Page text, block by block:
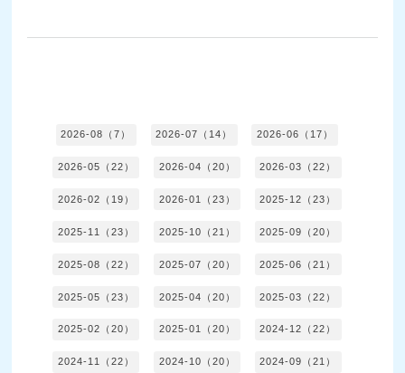
2026-08（7） 2026-07（14） 2026-06（17）
2026-05（22） 2026-04（20） 2026-03（22）
2026-02（19） 2026-01（23） 2025-12（23）
2025-11（23） 2025-10（21） 2025-09（20）
2025-08（22） 2025-07（20） 2025-06（21）
2025-05（23） 2025-04（20） 2025-03（22）
2025-02（20） 2025-01（20） 2024-12（22）
2024-11（22） 2024-10（20） 2024-09（21）